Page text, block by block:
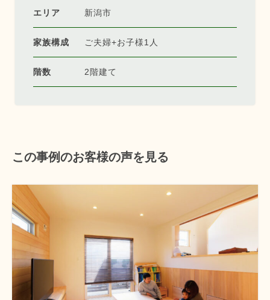
エリア 新潟市
家族構成 ご夫婦+お子様1人
階数 2階建て
この事例のお客様の声を見る